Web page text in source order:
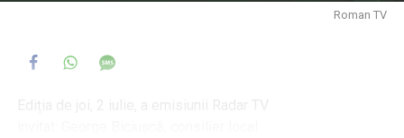
Roman TV